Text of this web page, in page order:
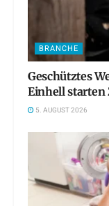
BRANCHE
Geschütztes
Einhell starten
5. AUGUST 2026